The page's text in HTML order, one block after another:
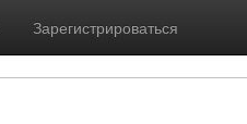
Зарегистрироваться